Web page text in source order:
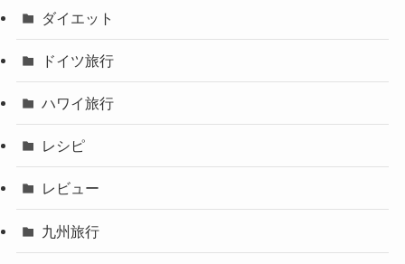
ダイエット
ドイツ旅行
ハワイ旅行
レシピ
レビュー
九州旅行